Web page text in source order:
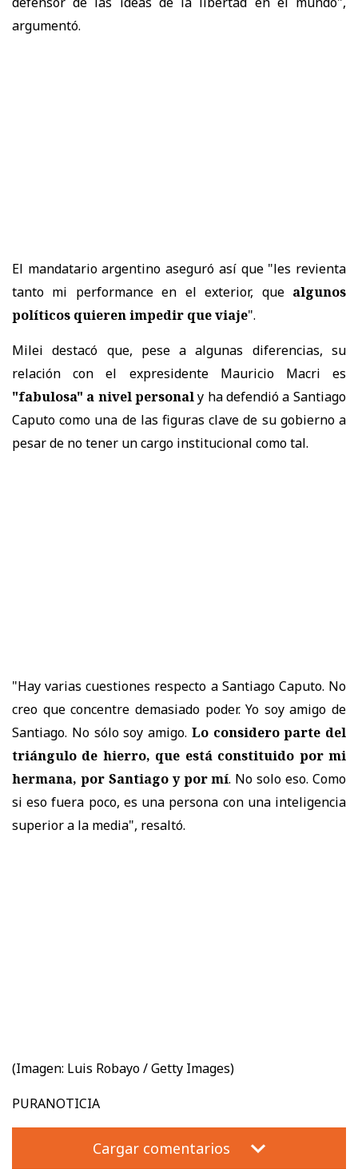
argumentó.
El mandatario argentino aseguró así que "les revienta
tanto mi performance en el exterior, que algunos
políticos quieren impedir que viaje".
Milei destacó que, pese a algunas diferencias, su
relación con el expresidente Mauricio Macri es
"fabulosa" a nivel personaly ha defendió a Santiago
Caputo como una de las figuras clave de su gobierno a
pesar de no tener un cargo institucional como tal.
"Hay varias cuestiones respecto a Santiago Caputo. No
creo que concentre demasiado poder. Yo soy amigo de
Santiago. No sólo soy amigo. Lo considero parte del
triángulo de hierro, que está constituido por mi
hermana, por Santiago y por mí. No solo eso. Como
si eso fuera poco, es una persona con una inteligencia
superior a la media", resaltó.
(Imagen: Luis Robayo / Getty Images)
PURANOTICIA
Cargar comentarios